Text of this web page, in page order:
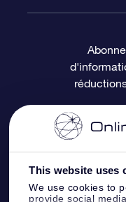
This website uses
We use cookies to
provide social
Questions
Revues
Carte cadeau
Cadeaux
Page
Appli Voler
Informations
Informations
Politique de
Constellations